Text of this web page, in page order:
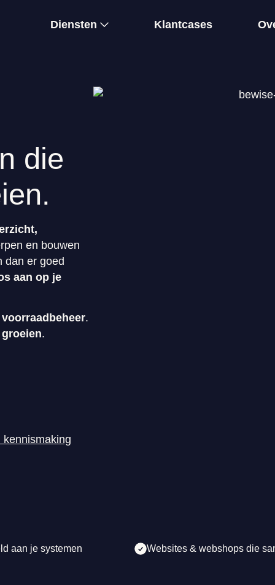
Diensten Klantcases
die
en bouwen
dan er goed
aan op je
.
.
aan je systemen Websites & webshops die